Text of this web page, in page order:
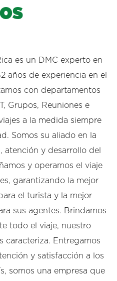
os
es un DMC experto en
años de experiencia en el
con departamentos
Grupos, Reuniones e
a la medida siempre
Somos su aliado en la
atención y desarrollo del
y operamos el viaje
garantizando la mejor
el turista y la mejor
sus agentes. Brindamos
todo el viaje, nuestro
caracteriza. Entregamos
y satisfacción a los
somos una empresa que